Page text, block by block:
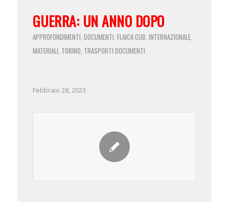
GUERRA: UN ANNO DOPO
APPROFONDIMENTI, DOCUMENTI, FLAICA CUB, INTERNAZIONALE,
MATERIALI, TORINO, TRASPORTI DOCUMENTI
Febbraio 28, 2023